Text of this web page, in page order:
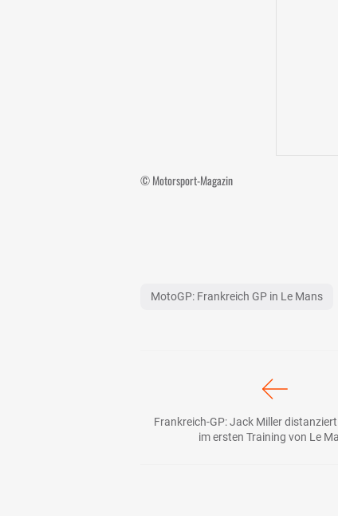
© Motorsport-Magazin
MotoGP: Frankreich GP in Le Mans
Frankreich-GP: Jack Miller
im ersten Training von Le